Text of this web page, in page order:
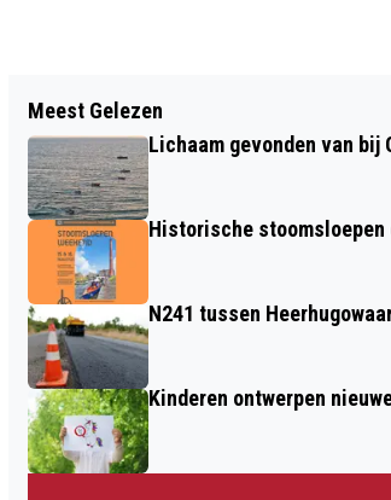
NEGEN VOERTUIGEN IN BESLAG
GENOMEN BIJ
A9
Meest Gelezen
Lichaam gevonden van
Historische
N241 tussen
Kinderen ontwerpen